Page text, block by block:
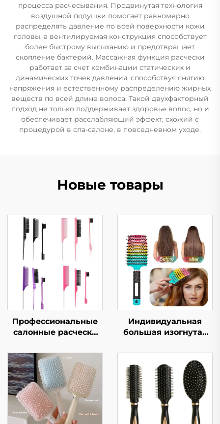
процесса расчесывания. Продвинутая технология
воздушной подушки помогает равномерно
распределять давление по всей поверхности кожи
головы, а вентилируемая конструкция способствует
более быстрому высыханию и предотвращает
скопление бактерий. Массажная функция расчески
работает за счет комбинации статических и
динамических точек давления, способствуя снятию
напряжения и естественному распределению жирных
веществ по всей длине волоса. Такой двухфакторный
подход не только поддерживает здоровье волос, но и
обеспечивает расслабляющий эффект, схожий с
процедурой в спа-салоне, в повседневном уходе.
Новые товары
Профессиональные
салонные расчески
спутанности и
детские щетки для
волос, щетка для
прямых волос из
нержавеющей стали
Индивидуальная
большая изогнутая
жесткой щетиной,
верхняя
выпрямляющая и
массажная щетина
для парика,
ребристый логотип в
комплекте